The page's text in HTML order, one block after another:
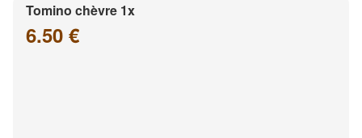
Tomino chèvre 1x
6.50 €